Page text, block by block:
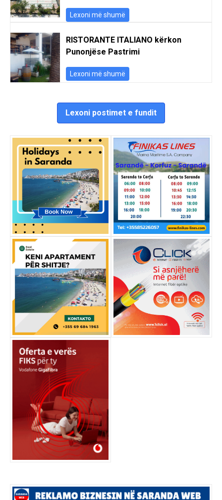
Lexoni më shumë
RISTORANTE ITALIANO kërkon
Punonjëse Pastrimi
Lexoni më shumë
Lexoni postimet e fundit